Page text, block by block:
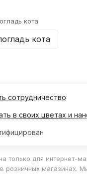
кота
кота
сотрудничество
в своих цветах и
только для интернет-
розничных магазинах.